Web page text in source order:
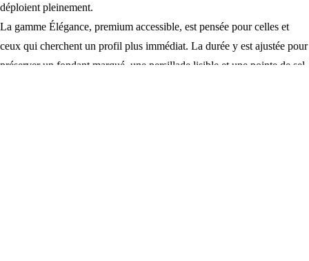
déploient pleinement.
La gamme Élégance, premium accessible, est pensée pour celles et
ceux qui cherchent un profil plus immédiat. La durée y est ajustée pour
préserver un fondant marqué, une persillade lisible et une pointe de sel